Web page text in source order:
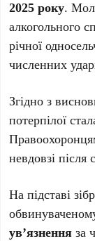
2025 року.
алкогольного
річної
численних
Згідно з
потерпілої
невдовзі після
На підставі
ув’язнення за